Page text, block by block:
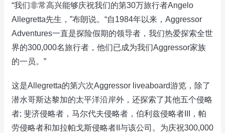
“我们非常高兴能够庆祝我们的第30万旅行者Angelo
Allegretta先生，”布朗说。“自1984年以来，Aggressor
Adventures一直是探险假期的领导者，我们热爱探索全世
界的300,000名旅行者，他们已成为我们Aggressor家族
的一员。”
这是Allegretta的第六次Aggressor liveaboard游览，除了
潜水哥斯达黎加的太平洋沿岸外，还探索了其他五个侵略
者; 斐济侵略者，马尔代夫侵略者，伯利兹侵略者III，帕
劳侵略者和加拉帕戈斯侵略者II与该公司。为庆祝300,000